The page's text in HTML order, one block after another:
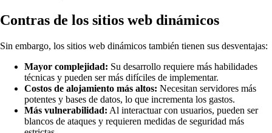
Contras de los sitios web dinámicos
Sin embargo, los sitios web dinámicos también tienen sus desventajas:
Mayor complejidad: Su desarrollo requiere más habilidades
técnicas y pueden ser más difíciles de implementar.
Costos de alojamiento más altos: Necesitan servidores más
potentes y bases de datos, lo que incrementa los gastos.
Más vulnerabilidad: Al interactuar con usuarios, pueden ser
blancos de ataques y requieren medidas de seguridad más